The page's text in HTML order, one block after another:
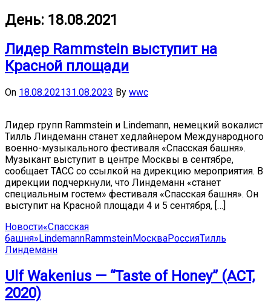
День: 18.08.2021
Лидер Rammstein выступит на
Красной площади
On 18.08.202131.08.2023 By wwc
Лидер групп Rammstein и Lindemann, немецкий вокалист
Тилль Линдеманн станет хедлайнером Международного
военно-музыкального фестиваля «Спасская башня».
Музыкант выступит в центре Москвы в сентябре,
сообщает ТАСС со ссылкой на дирекцию мероприятия. В
дирекции подчеркнули, что Линдеманн «станет
специальным гостем» фестиваля «Спасская башня». Он
выступит на Красной площади 4 и 5 сентября, […]
Новости«Спасская
башня»LindemannRammsteinМоскваРоссияТилль
Линдеманн
Ulf Wakenius — “Taste of Honey” (ACT,
2020)